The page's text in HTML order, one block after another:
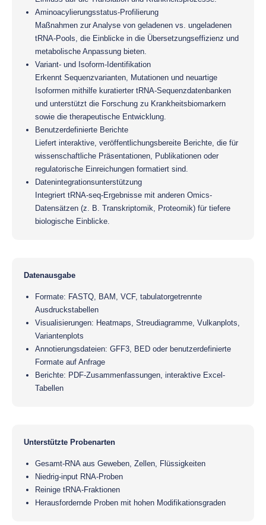
Aminoacylierungsstatus-Profilierung
Maßnahmen zur Analyse von geladenen vs. ungeladenen
tRNA-Pools, die Einblicke in die Übersetzungseffizienz und
metabolische Anpassung bieten.
Variant- und Isoform-Identifikation
Erkennt Sequenzvarianten, Mutationen und neuartige
Isoformen mithilfe kuratierter tRNA-Sequenzdatenbanken
und unterstützt die Forschung zu Krankheitsbiomarkern
sowie die therapeutische Entwicklung.
Benutzerdefinierte Berichte
Liefert interaktive, veröffentlichungsbereite Berichte, die für
wissenschaftliche Präsentationen, Publikationen oder
regulatorische Einreichungen formatiert sind.
Datenintegrationsunterstützung
Integriert tRNA-seq-Ergebnisse mit anderen Omics-
Datensätzen (z. B. Transkriptomik, Proteomik) für tiefere
biologische Einblicke.
Datenausgabe
Formate: FASTQ, BAM, VCF, tabulatorgetrennte
Ausdruckstabellen
Visualisierungen: Heatmaps, Streudiagramme, Vulkanplots,
Variantenplots
Annotierungsdateien: GFF3, BED oder benutzerdefinierte
Formate auf Anfrage
Berichte: PDF-Zusammenfassungen, interaktive Excel-
Tabellen
Unterstützte Probenarten
Gesamt-RNA aus Geweben, Zellen, Flüssigkeiten
Niedrig-input RNA-Proben
Reinige tRNA-Fraktionen
Herausfordernde Proben mit hohen Modifikationsgraden